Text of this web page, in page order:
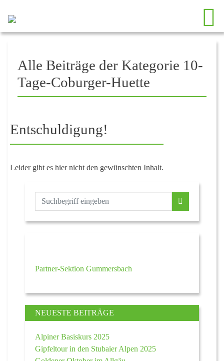
Alle Beiträge der Kategorie 10-
Tage-Coburger-Huette
Entschuldigung!
Leider gibt es hier nicht den gewünschten Inhalt.
Partner-Sektion Gummersbach
NEUESTE BEITRÄGE
Alpiner Basiskurs 2025
Gipfeltour in den Stubaier Alpen 2025